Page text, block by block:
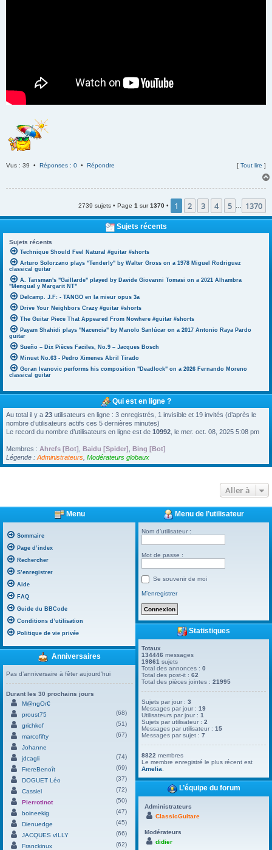
Vus : 39 • Réponses : 0 • Répondre [ Tout lire ]
2739 sujets • Page 1 sur1370 • 1 2 3 4 5 1370
Sujets récents
Sujets récents
Technique Should Feel Natural #guitar #shorts
Arturo Solorzano plays "Tenderly" by Walter Gross on a 1978 Miguel Rodriguez
classical guitar
A. Tansman's "Gaillarde" played by Davide Giovanni Tomasi on a 2021 Alhambra
"Mengual y Margarit NT"
Delcamp. J.F: - TANGO en la mieur opus 3a
Drive Your Neighbors Crazy #guitar #shorts
The Guitar Piece That Appeared From Nowhere #guitar #shorts
Payam Shahidi plays "Nacencia" by Manolo Sanlúcar on a 2017 Antonio Raya Pardo
guitar
Sueño – Dix Pièces Faciles, No.9 – Jacques Bosch
Minuet No.63 - Pedro Ximenes Abril Tirado
Goran Ivanovic performs his composition "Deadlock" on a 2026 Fernando Moreno
classical guitar
Qui est en ligne ?
Au total il y a 23 utilisateurs en ligne : 3 enregistrés, 1 invisible et 19 invités (d’après le
nombre d’utilisateurs actifs ces 5 dernières minutes)
Le record du nombre d’utilisateurs en ligne est de 10992 , le mer. oct. 08, 2025 5:08 pm
Membres : Ahrefs [Bot] Baidu [Spider] Bing [Bot]
Légende : Administrateurs Modérateurs globaux
Aller à
Menu
Sommaire
Page d’index
Rechercher
S’enregistrer
Aide
FAQ
Guide du BBCode
Conditions d’utilisation
Politique de vie privée
Anniversaires
Pas d’anniversaire à fêter aujourd’hui
Durant les 30 prochains jours
M@ngOr€
proust75
(68)
grichkof
(51)
marcofifty
(67)
Johanne
jdcagli
(74)
FrereBenoît
(69)
DOGUET Léo
(37)
Cassiel
(72)
Pierrotinot
(50)
boineekig
(47)
Dienuedge
(45)
JACQUES vILLY
(66)
Franckinux
(62)
Menu de l’utilisateur
Nom d’utilisateur :
Mot de passe :
Se souvenir de moi
M’enregistrer
Statistiques
Totaux
134446 messages
19861 sujets
Total des annonces :0
Total des post-it :62
Total des pièces jointes :21995
Sujets par jour :3
Messages par jour :19
Utilisateurs par jour :1
Sujets par utilisateur :2
Messages par utilisateur :15
Messages par sujet :7
8822 membres
Le membre enregistré le plus récent est
Amelia
L’équipe du forum
Administrateurs
ClassicGuitare
Modérateurs
didier